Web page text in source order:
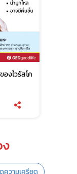
งไวรัสโค
ความเครียด